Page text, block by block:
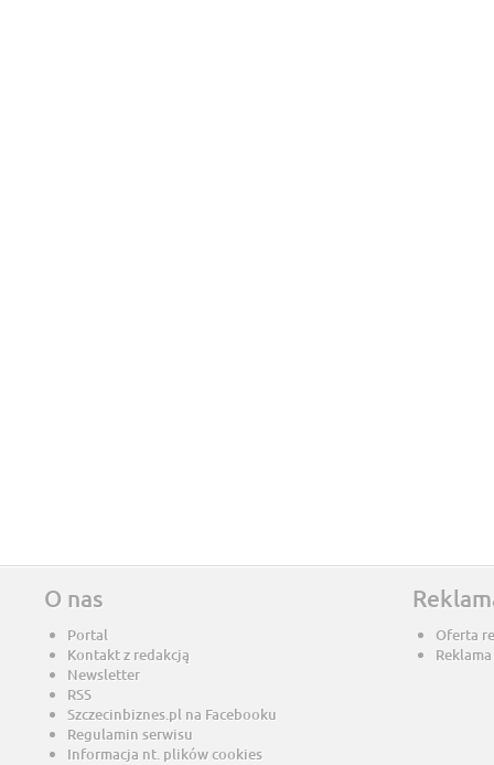
O nas
Portal
Kontakt z redakcją
Newsletter
RSS
Szczecinbiznes.pl na Facebooku
Regulamin serwisu
Informacja nt. plików cookies
Oferta